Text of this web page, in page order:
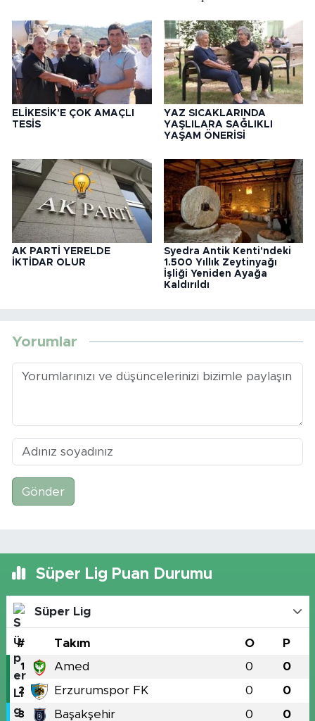
ELİKESİK'E ÇOK AMAÇLI
TESİS
YAZ SICAKLARINDA
YAŞLILARA SAĞLIKLI
YAŞAM ÖNERİSİ
AK PARTİ YERELDE
İKTİDAR OLUR
Syedra Antik Kenti'ndeki
1.500 Yıllık Zeytinyağı
İşliği Yeniden Ayağa
Kaldırıldı
Yorumlar
Gönder
Süper Lig Puan Durumu
Süper Lig
# Takım O P
1 Amed 0 0
2 Erzurumspor FK 0 0
3 Başakşehir 0 0